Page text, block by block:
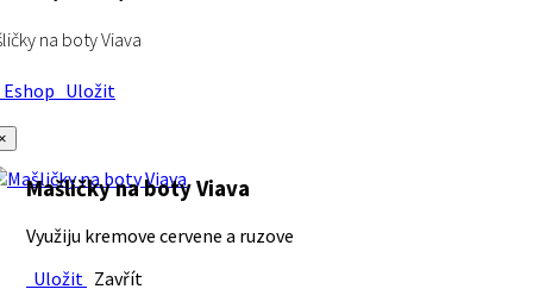
na boty Viava
Uložit
Mašličky na boty Viava
Využiju kremove cervene a ruzove
Uložit Zavřít